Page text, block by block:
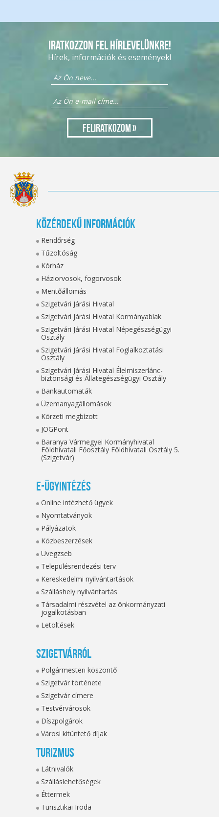
Iratkozzon fel hírlevelünkre!
Hírek, információk és események!
Közérdekű információk
Rendőrség
Tűzoltóság
Kórház
Háziorvosok, fogorvosok
Mentőállomás
Szigetvári Járási Hivatal
Szigetvári Járási Hivatal Kormányablak
Szigetvári Járási Hivatal Népegészségügyi
Osztály
Szigetvári Járási Hivatal Foglalkoztatási
Osztály
Szigetvári Járási Hivatal Élelmiszerlánc-
biztonsági és Állategészségügyi Osztály
Bankautomaták
Üzemanyagállomások
Körzeti megbízott
JOGPont
Baranya Vármegyei Kormányhivatal
Földhivatali Főosztály Földhivatali Osztály 5.
(Szigetvár)
E-ügyintézés
Online intézhető ügyek
Nyomtatványok
Pályázatok
Közbeszerzések
Üvegzseb
Településrendezési terv
Kereskedelmi nyilvántartások
Szálláshely nyilvántartás
Társadalmi részvétel az önkormányzati
jogalkotásban
Letöltések
Szigetvárról
Polgármesteri köszöntő
Szigetvár története
Szigetvár címere
Testvérvárosok
Díszpolgárok
Városi kitüntető díjak
Turizmus
Látnivalók
Szálláslehetőségek
Éttermek
Turisztikai Iroda